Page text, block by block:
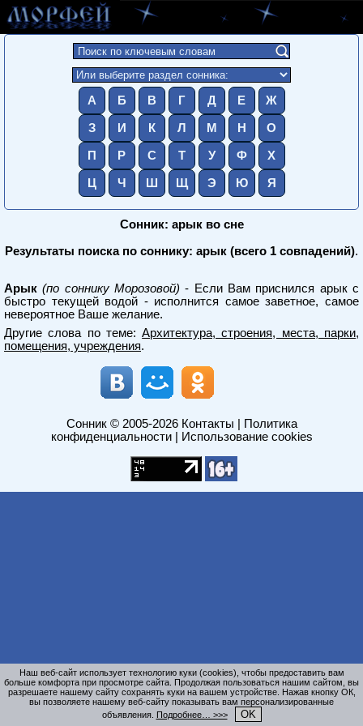
А Б В Г Д Е Ж
З И К Л М Н О
П Р С Т У Ф Х
Ц Ч Ш Щ Э Ю Я
Сонник: арык во сне
Результаты поиска по соннику: арык (всего 1 совпадений).
Арык (по соннику Морозовой) - Если Вам приснился арык с
быстро текущей водой - исполнится самое заветное, самое
невероятное Ваше желание.
Другие слова по теме:Архитектура, строения, места, парки,
помещения, учреждения.
Сонник© 2005-2026 Контакты
Политика
конфиденциальности| Использование cookies
Наш веб-сайт использует технологию куки (cookies), чтобы предоставить вам
больше комфорта при просмотре сайта. Продолжая пользоваться нашим сайтом, вы
разрешаете нашему сайту сохранять куки на вашем устройстве. Нажав кнопку ОК,
вы позволяете нашему веб-сайту показывать вам персонализированные
объявления. Подробнее… >>> OK